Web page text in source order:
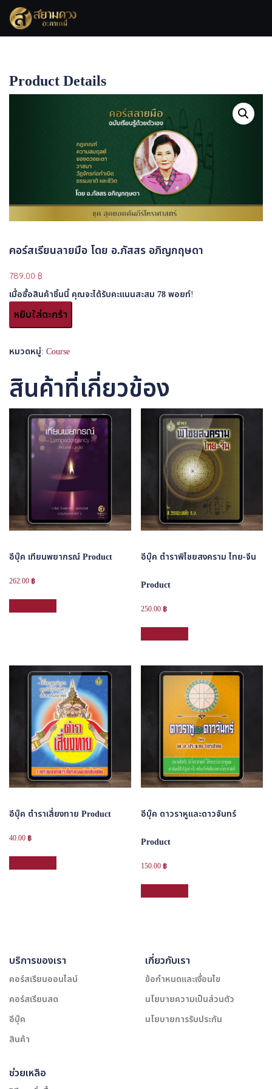
Product Details
คอร์สเรียนลายมือ โดย อ.ภัสสร อภิญกฤษดา
คอร์สเรียนลายมือ โดย อ.ภัสสร อภิญกฤษดา
789.00 ฿
เมื่อซื้อสินค้าชิ้นนี้ คุณจะได้รับคะแนนสะสม 78พอยท์!
หยิบใส่ตะกร้า
หมวดหมู่: Course
สินค้าที่เกี่ยวข้อง
อีบุ๊ค เทียนพยากรณ์ Product
262.00 ฿
อีบุ๊ค ตำราพิไชยสงคราม ไทย-จีน
Product
250.00 ฿
อีบุ๊ค ตำราเสี่ยงทาย Product
40.00 ฿
อีบุ๊ค ดาวราหูและดาวจันทร์
Product
150.00 ฿
บริการของเรา
คอร์สเรียนออนไลน์
คอร์สเรียนสด
อีบุ๊ค
สินค้า
เกี่ยวกับเรา
ข้อกำหนดและเงื่อนไข
นโยบายความเป็นส่วนตัว
นโยบายการรับประกัน
ช่วยเหลือ